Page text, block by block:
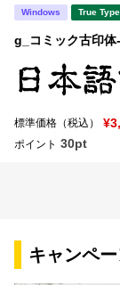
Windows True
g_コミック古印
標準価格（税込）
ポイント 30pt
キャンペ